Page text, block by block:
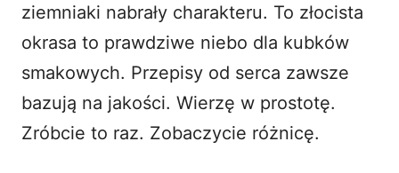
ziemniaki nabrały charakteru. To złocista
okrasa to prawdziwe niebo dla kubków
smakowych. Przepisy od serca zawsze
bazują na jakości. Wierzę w prostotę.
Zróbcie to raz. Zobaczycie różnicę.